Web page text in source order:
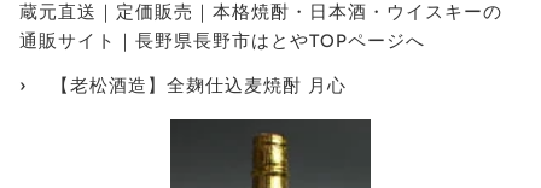
蔵元直送｜定価販売｜本格焼酎・日本酒・ウイスキーの
通販サイト｜長野県長野市はとやTOPページへ
› 【老松酒造】全麹仕込麦焼酎 月心